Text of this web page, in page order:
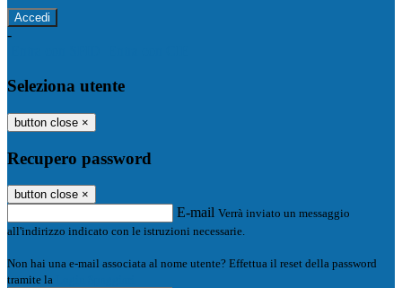
-
Seleziona utente
button close ×
Recupero password
button close ×
E-mail Verrà inviato un messaggio
all'indirizzo indicato con le istruzioni necessarie.
Non hai una e-mail associata al nome utente? Effettua il reset della password
tramite la